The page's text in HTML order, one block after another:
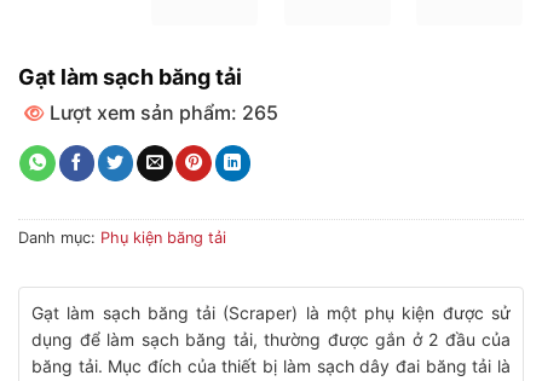
Gạt làm sạch băng tải
Lượt xem sản phẩm: 265
Danh mục: Phụ kiện băng tải
Gạt làm sạch băng tải (Scraper) là một phụ kiện được sử
dụng để làm sạch băng tải, thường được gắn ở 2 đầu của
băng tải. Mục đích của thiết bị làm sạch dây đai băng tải là